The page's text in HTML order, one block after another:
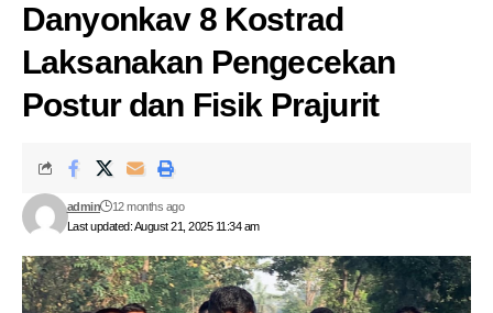
Danyonkav 8 Kostrad
Laksanakan Pengecekan
Postur dan Fisik Prajurit
Last updated: August 21, 2025 11:34 am
admin 12 months ago